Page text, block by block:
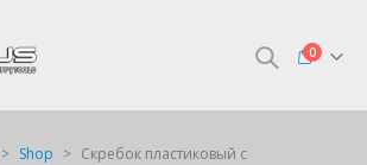
0
> Shop > Скребок пластиковый с